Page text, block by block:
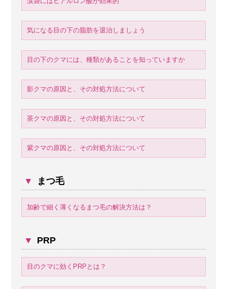
気になる目の下の脂肪を退治しましょう
目の下のクマには、種類があることを知っていますか
影クマの原因と、その対処方法について
茶クマの原因と、その対処方法について
紫クマの原因と、その対処方法について
▼ まつ毛
加齢で細く薄くなるまつ毛の解決方法は？
▼ PRP
目のクマに効くPRPとは？